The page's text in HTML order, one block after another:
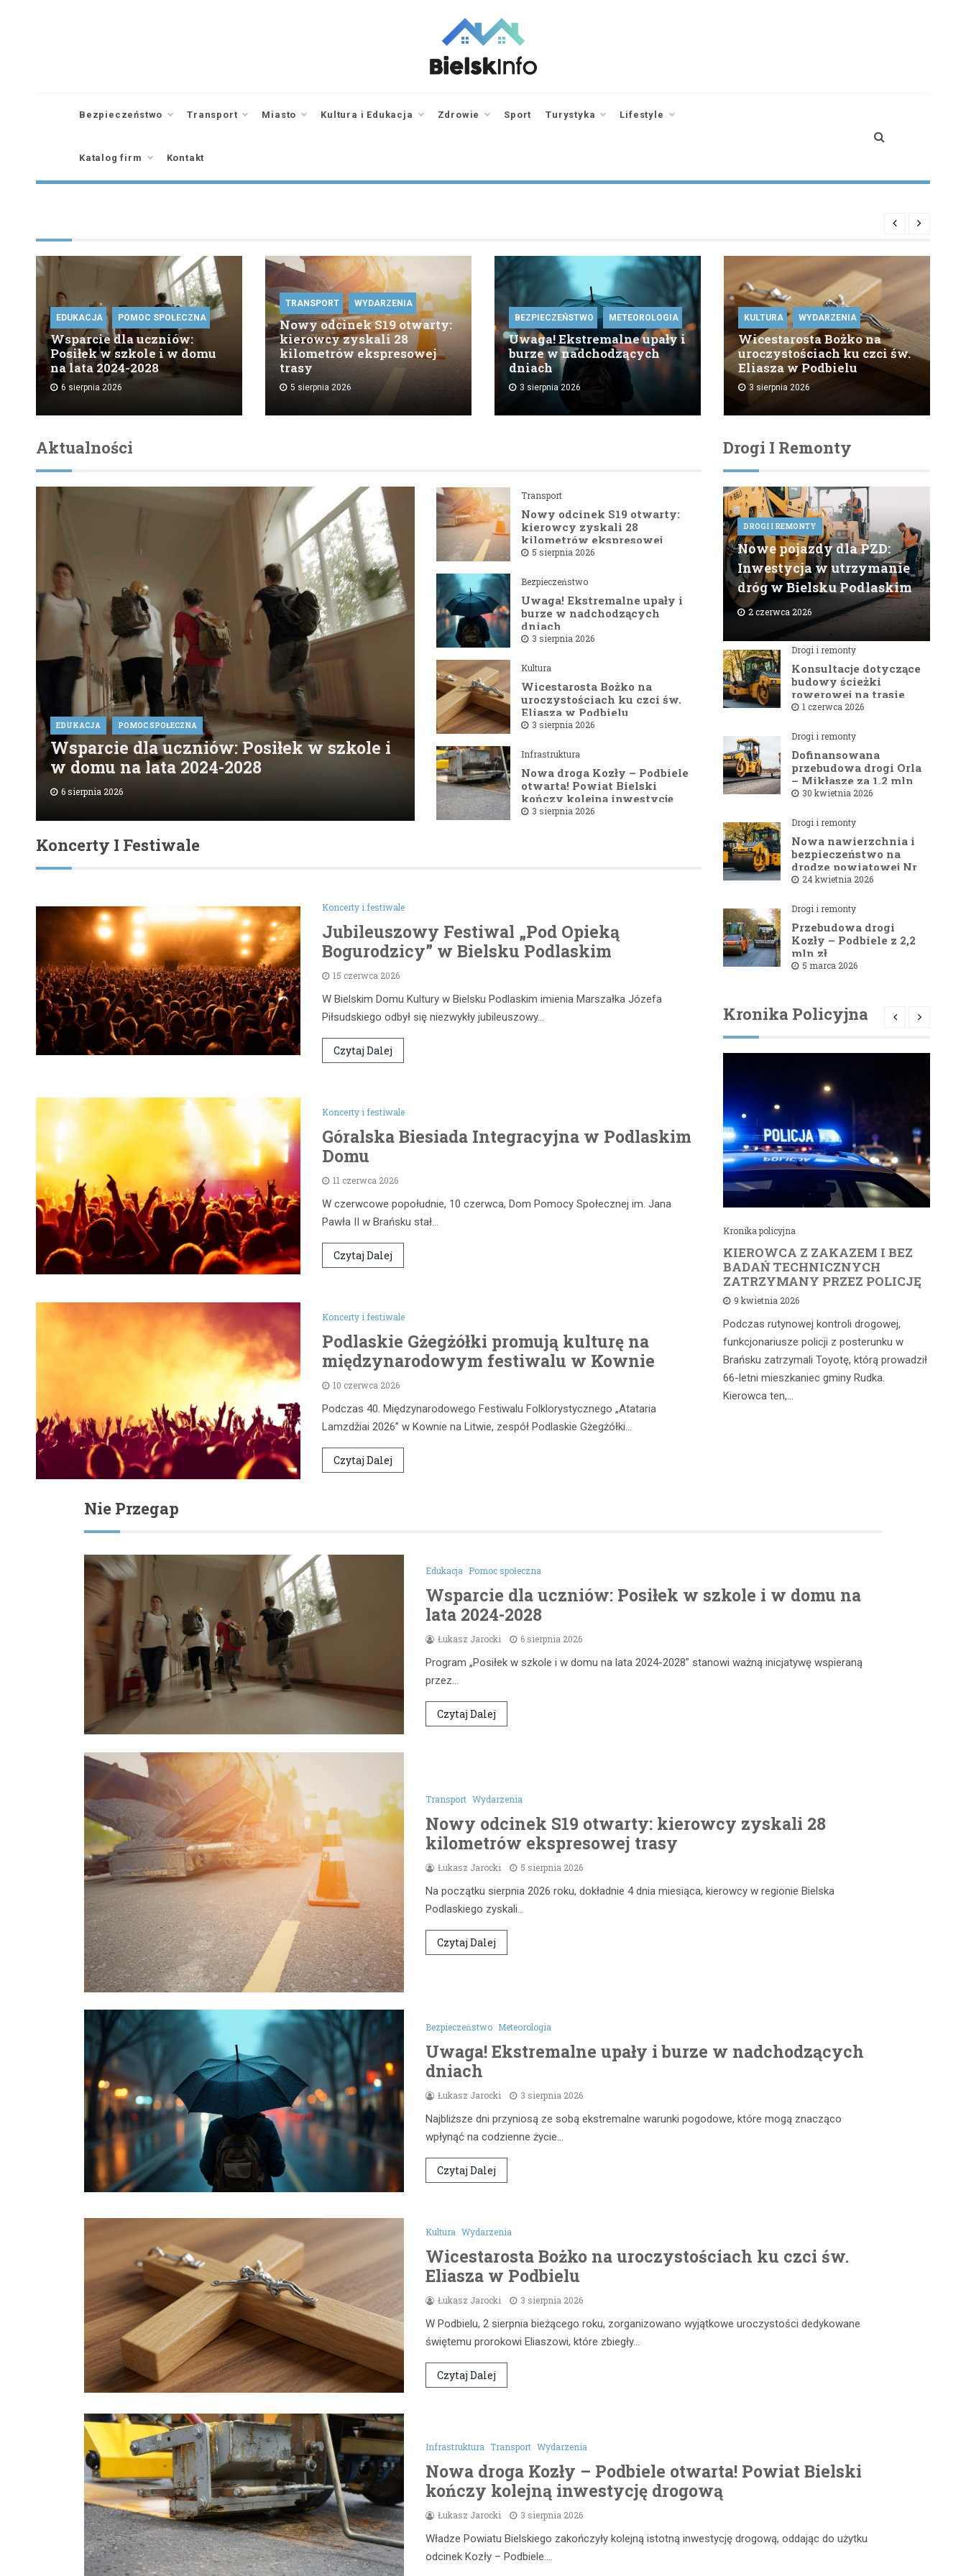
Bielska
Bezpieczeństwo Transport Miasto Kultura i Edukacja Zdrowie Sport Turystyka Lifestyle
Katalog firm Kontakt
EDUKACJA POMOC SPOŁECZNA
Wsparcie dla uczniów:
Posiłek w szkole i w domu
na lata 2024-2028
6 sierpnia 2026
TRANSPORT WYDARZENIA
Nowy odcinek S19 otwarty:
kierowcy zyskali 28
kilometrów ekspresowej
trasy
5 sierpnia 2026
BEZPIECZEŃSTWO METEOROLOGIA
Uwaga! Ekstremalne upały i
burze w nadchodzących
dniach
3 sierpnia 2026
KULTURA WYDARZENIA
Wicestarosta Bożko na
uroczystościach ku czci św.
Eliasza w Podbielu
3 sierpnia 2026
Aktualności
EDUKACJA POMOC SPOŁECZNA
Wsparcie dla uczniów: Posiłek w szkole i
w domu na lata 2024-2028
6 sierpnia 2026
Transport
Nowy odcinek S19 otwarty:
kierowcy zyskali 28
kilometrów ekspresowej
trasy
5 sierpnia 2026
Bezpieczeństwo
Uwaga! Ekstremalne upały i
burze w nadchodzących
dniach
3 sierpnia 2026
Kultura
Wicestarosta Bożko na
uroczystościach ku czci św.
Eliasza w Podbielu
3 sierpnia 2026
Infrastruktura
Nowa droga Kozły – Podbiele
otwarta! Powiat Bielski
kończy kolejną inwestycję
drogową
3 sierpnia 2026
Koncerty I Festiwale
Koncerty i festiwale
Jubileuszowy Festiwal „Pod Opieką
Bogurodzicy” w Bielsku Podlaskim
15 czerwca 2026
W Bielskim Domu Kultury w Bielsku Podlaskim imienia Marszałka Józefa
Piłsudskiego odbył się niezwykły jubileuszowy…
Czytaj Dalej
Koncerty i festiwale
Góralska Biesiada Integracyjna w Podlaskim
Domu
11 czerwca 2026
W czerwcowe popołudnie, 10 czerwca, Dom Pomocy Społecznej im. Jana
Pawła II w Brańsku stał…
Czytaj Dalej
Koncerty i festiwale
Podlaskie Gżegżółki promują kulturę na
międzynarodowym festiwalu w Kownie
10 czerwca 2026
Podczas 40. Międzynarodowego Festiwalu Folklorystycznego „Atataria
Lamzdžiai 2026” w Kownie na Litwie, zespół Podlaskie Gżegżółki…
Czytaj Dalej
Drogi I Remonty
DROGI I REMONTY
Nowe pojazdy dla PZD:
Inwestycja w utrzymanie
dróg w Bielsku Podlaskim
2 czerwca 2026
Drogi i remonty
Konsultacje dotyczące
budowy ścieżki
rowerowej na trasie
Bielsk Podlaski —
1 czerwca 2026
Drogi i remonty
Dofinansowana
przebudowa drogi Orla
– Mikłasze za 1,2 mln
zł rusza w 2026 roku
30 kwietnia 2026
Drogi i remonty
Nowa nawierzchnia i
bezpieczeństwo na
drodze powiatowej Nr
1581B Kowale – Filipy
24 kwietnia 2026
Drogi i remonty
Przebudowa drogi
Kozły – Podbiele z 2,2
mln zł
dofinansowaniem od
5 marca 2026
Kronika Policyjna
Bezpieczeństwo na drogach wciąż
pozostaje palącym problemem, a
Kronika policyjna
KIEROWCA Z ZAKAZEM I BEZ
BADAŃ TECHNICZNYCH
ZATRZYMANY PRZEZ POLICJĘ
9 kwietnia 2026
Podczas rutynowej kontroli drogowej,
funkcjonariusze policji z posterunku w
Brańsku zatrzymali Toyotę, którą prowadził
66-letni mieszkaniec gminy Rudka.
Kierowca ten,…
Nie Przegap
Edukacja Pomoc społeczna
Wsparcie dla uczniów: Posiłek w szkole i w domu na
lata 2024-2028
Łukasz Jarocki 6 sierpnia 2026
Program „Posiłek w szkole i w domu na lata 2024-2028” stanowi ważną inicjatywę wspieraną
przez…
Czytaj Dalej
Transport Wydarzenia
Nowy odcinek S19 otwarty: kierowcy zyskali 28
kilometrów ekspresowej trasy
Łukasz Jarocki 5 sierpnia 2026
Na początku sierpnia 2026 roku, dokładnie 4 dnia miesiąca, kierowcy w regionie Bielska
Podlaskiego zyskali…
Czytaj Dalej
Bezpieczeństwo Meteorologia
Uwaga! Ekstremalne upały i burze w nadchodzących
dniach
Łukasz Jarocki 3 sierpnia 2026
Najbliższe dni przyniosą ze sobą ekstremalne warunki pogodowe, które mogą znacząco
wpłynąć na codzienne życie…
Czytaj Dalej
Kultura Wydarzenia
Wicestarosta Bożko na uroczystościach ku czci św.
Eliasza w Podbielu
Łukasz Jarocki 3 sierpnia 2026
W Podbielu, 2 sierpnia bieżącego roku, zorganizowano wyjątkowe uroczystości dedykowane
świętemu prorokowi Eliaszowi, które zbiegły…
Czytaj Dalej
Infrastruktura Transport Wydarzenia
Nowa droga Kozły – Podbiele otwarta! Powiat Bielski
kończy kolejną inwestycję drogową
Łukasz Jarocki 3 sierpnia 2026
Władze Powiatu Bielskiego zakończyły kolejną istotną inwestycję drogową, oddając do użytku
odcinek Kozły – Podbiele.…